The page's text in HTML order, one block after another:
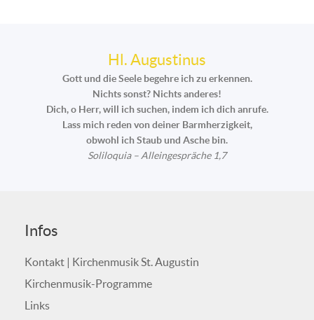
Hl. Augustinus
Gott und die Seele begehre ich zu erkennen.
Nichts sonst? Nichts anderes!
Dich, o Herr, will ich suchen, indem ich dich anrufe.
Lass mich reden von deiner Barmherzigkeit,
obwohl ich Staub und Asche bin.
Soliloquia – Alleingespräche 1,7
Infos
Kontakt | Kirchenmusik St. Augustin
Kirchenmusik-Programme
Links